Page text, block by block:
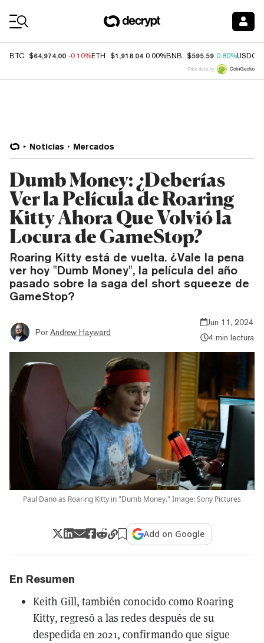
BTC $64,974.00 -0.10%ETH $1,918.04 0.00%BNB $595.59 0.80%USDC
Price data by
Noticias Mercados
Dumb Money: ¿Deberías
Ver la Película de Roaring
Kitty Ahora Que Volvió la
Locura de GameStop?
Roaring Kitty está de vuelta. ¿Vale la pena
ver hoy "Dumb Money", la película del año
pasado sobre la saga del short squeeze de
GameStop?
Por Andrew Hayward
Jun 11, 2024
4 min lectura
Paul Dano as Roaring Kitty in "Dumb Money." Image: Sony Pictures
Add on Google
En Resumen
Keith Gill, también conocido como Roaring
Kitty, regresó a las redes después de su
despedida en 2021, confirmando que sigue